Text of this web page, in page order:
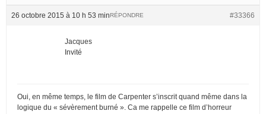
26 octobre 2015 à 10 h 53 min #33366
RÉPONDRE
Jacques
Invité
Oui, en même temps, le film de Carpenter s’inscrit quand même dans la
logique du « sévèrement burné ». Ca me rappelle ce film d’horreur